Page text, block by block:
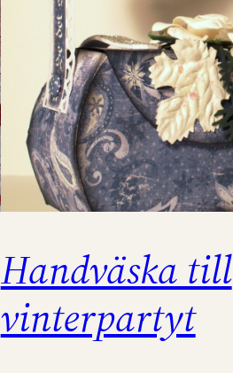
Handväska till
vinterpartyt